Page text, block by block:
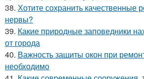
38. Хотите сохранить качественные
нервы?
39. Какие природные заповедники
от города
40. Важность защиты окон при
необходимо